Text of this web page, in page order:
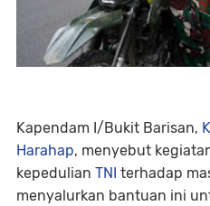
Kapendam I/Bukit Barisan,
Harahap, menyebut
kepedulian TNI terhadap
menyalurkan bantuan ini